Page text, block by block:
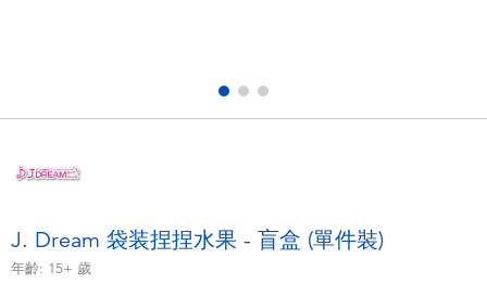
毛毛公仔玩具
J. Dream 袋装捏捏水果 - 盲盒 (單件裝)
年齡: 15+ 歲